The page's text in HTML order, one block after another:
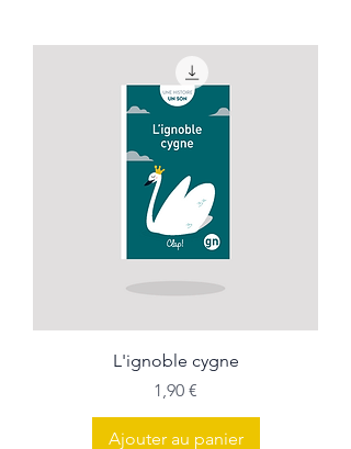
L'ignoble cygne
Prix
1,90 €
Ajouter au panier